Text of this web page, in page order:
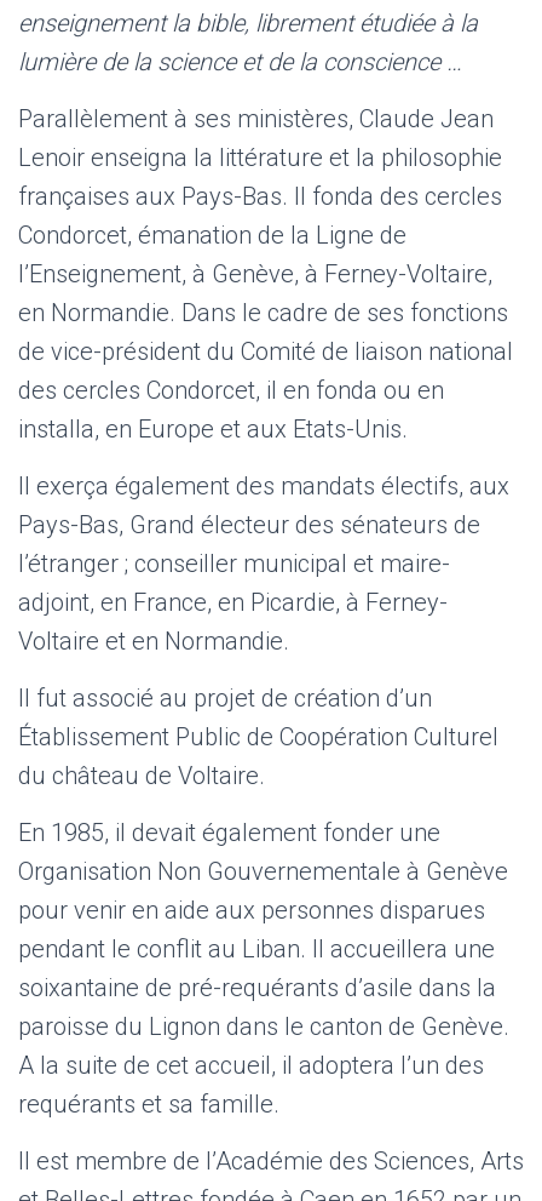
enseignement la bible, librement étudiée à la
lumière de la science et de la conscience …
Parallèlement à ses ministères, Claude Jean
Lenoir enseigna la littérature et la philosophie
françaises aux Pays-Bas. Il fonda des cercles
Condorcet, émanation de la Ligne de
l’Enseignement, à Genève, à Ferney-Voltaire,
en Normandie. Dans le cadre de ses fonctions
de vice-président du Comité de liaison national
des cercles Condorcet, il en fonda ou en
installa, en Europe et aux Etats-Unis.
Il exerça également des mandats électifs, aux
Pays-Bas, Grand électeur des sénateurs de
l’étranger ; conseiller municipal et maire-
adjoint, en France, en Picardie, à Ferney-
Voltaire et en Normandie.
Il fut associé au projet de création d’un
Établissement Public de Coopération Culturel
du château de Voltaire.
En 1985, il devait également fonder une
Organisation Non Gouvernementale à Genève
pour venir en aide aux personnes disparues
pendant le conflit au Liban. Il accueillera une
soixantaine de pré-requérants d’asile dans la
paroisse du Lignon dans le canton de Genève.
A la suite de cet accueil, il adoptera l’un des
requérants et sa famille.
Il est membre de l’Académie des Sciences, Arts